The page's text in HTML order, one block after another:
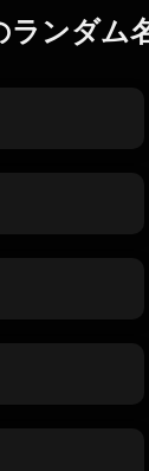
ランダム